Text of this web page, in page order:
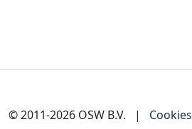
© 2011-2026 OSW B.V. | Cookies